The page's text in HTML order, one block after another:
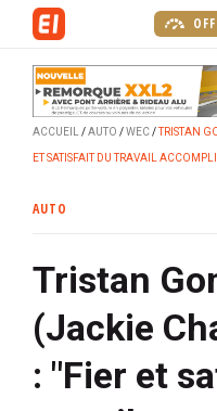
ACCUEIL AUTO WEC TRISTAN
ET SATISFAIT DU TRAVAIL
AUTO
Tristan
(Jackie
: "Fier et